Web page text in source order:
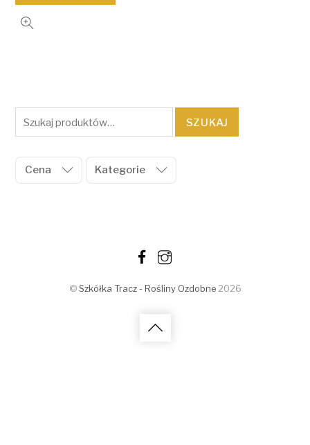
Szukaj:
SZUKAJ
Cena Kategorie
© Szkółka Tracz - Rośliny Ozdobne2026